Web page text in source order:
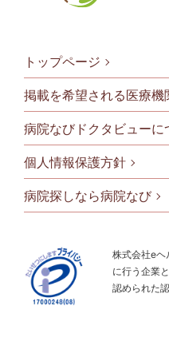
トップページ
掲載を希望される医療機
病院なびドクタビューに
個人情報保護方針
病院探しなら病院なび
株式会社eヘ
に行う企業
認められた